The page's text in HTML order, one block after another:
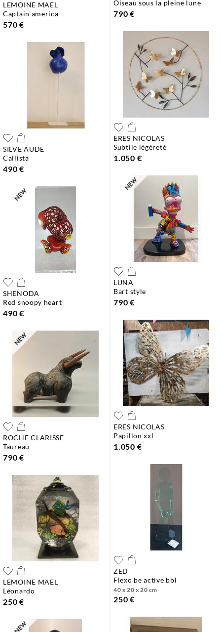
LEMOINE MAEL
captain america
570 €
oiseau sous la pleine lune
790 €
SILVE AUDE
callista
490 €
ERES NICOLAS
subtile légèreté
1.050 €
SHENODA
red snoopy heart
490 €
LUNA
bart style
790 €
ROCHE CLARISSE
taureau
790 €
ERES NICOLAS
papillon xxl
1.050 €
LEMOINE MAEL
léonardo
250 €
ZED
flexo be active bbl
40 x 20 x 20 cm
250 €